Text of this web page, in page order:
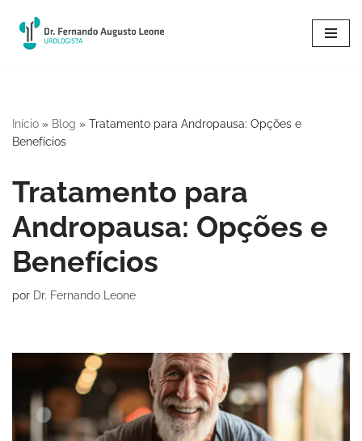
Pular
Início » Blog » Tratamento para Andropausa: Opções e
Benefícios
Tratamento para
Andropausa: Opções e
Benefícios
por Dr. Fernando Leone